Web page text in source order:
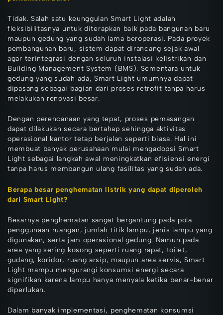
Tidak. Salah satu keunggulan Smart Light adalah
fleksibilitasnya untuk diterapkan baik pada bangunan baru
maupun gedung yang sudah lama beroperasi. Pada proyek
pembangunan baru, sistem dapat dirancang sejak awal
agar terintegrasi dengan seluruh instalasi kelistrikan dan
Building Management System (BMS). Sementara untuk
gedung yang sudah ada, Smart Light umumnya dapat
dipasang sebagai bagian dari proses retrofit tanpa harus
melakukan renovasi besar.
Dengan perencanaan yang tepat, proses pemasangan
dapat dilakukan secara bertahap sehingga aktivitas
operasional kantor tetap berjalan seperti biasa. Hal ini
membuat banyak perusahaan mulai mengadopsi Smart
Light sebagai langkah awal meningkatkan efisiensi energi
tanpa harus membangun ulang fasilitas yang sudah ada.
Berapa besar penghematan listrik yang dapat diperoleh
dari Smart Light?
Besarnya penghematan sangat bergantung pada pola
penggunaan ruangan, jumlah titik lampu, jenis lampu yang
digunakan, serta jam operasional gedung. Namun pada
area yang sering kosong seperti ruang rapat, toilet,
gudang, koridor, ruang arsip, maupun area servis, Smart
Light mampu mengurangi konsumsi energi secara
signifikan karena lampu hanya menyala ketika benar-benar
diperlukan.
Dalam banyak implementasi, penghematan konsumsi